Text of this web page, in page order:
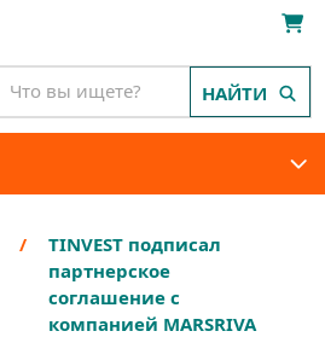
НАЙТИ
TINVEST подписал
партнерское
соглашение с
компанией MARSRIVA